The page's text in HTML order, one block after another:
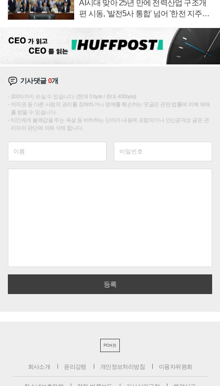
AI시대 맞아 25년 만에 전력산업 구조개
편 시동, '발전5사 통합' 넘어 '한전 지주사'
기사댓글0개
200자까지 쓰실 수 있습니다. (현재 0 byte / 최대 400byte)
저작권 등 다른 사람의 권리를 침해하거나 명예를 훼손하는 댓글은 관련 법률에 의해 제재
를 받을 수 있습니다.
타인에게 불쾌감을 주는 욕설 등 비하하는 단어가 내용에 포함되거나 인신공격성 글은 관
리자의 판단에 의해 삭제 합니다.
PC버전
회사소개 윤리강령 개인정보처리방침 이용자위원회